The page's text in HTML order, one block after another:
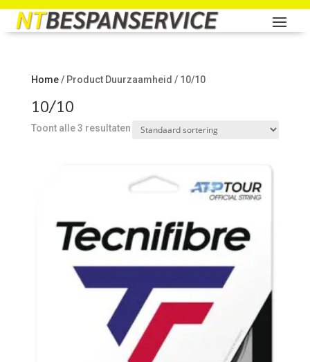
Home/ Product Duurzaamheid / 10/10
10/10
Toont alle 3 resultaten